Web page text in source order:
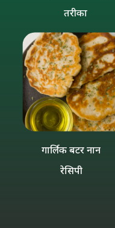
गार्लिक बटर नान
रेसिपी
तरीका